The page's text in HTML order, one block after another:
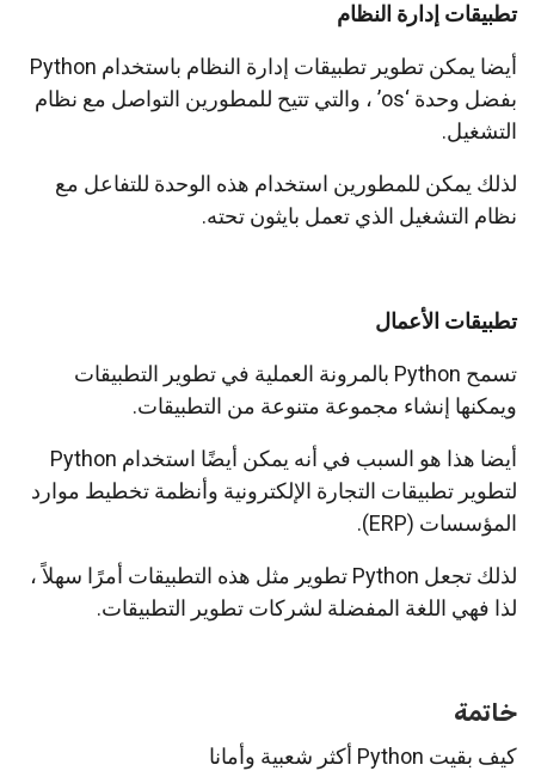
تطبيقات إدارة النظام
أيضا يمكن تطوير تطبيقات إدارة النظام باستخدام Python
بفضل وحدة ‘os’ ، والتي تتيح للمطورين التواصل مع نظام
التشغيل.
لذلك يمكن للمطورين استخدام هذه الوحدة للتفاعل مع
نظام التشغيل الذي تعمل بايثون تحته.
تطبيقات الأعمال
تسمح Python بالمرونة العملية في تطوير التطبيقات
ويمكنها إنشاء مجموعة متنوعة من التطبيقات.
أيضا هذا هو السبب في أنه يمكن أيضًا استخدام Python
لتطوير تطبيقات التجارة الإلكترونية وأنظمة تخطيط موارد
المؤسسات (ERP).
لذلك تجعل Python تطوير مثل هذه التطبيقات أمرًا سهلاً ،
لذا فهي اللغة المفضلة لشركات تطوير التطبيقات.
خاتمة
كيف بقيت Python أكثر شعبية وأمانا